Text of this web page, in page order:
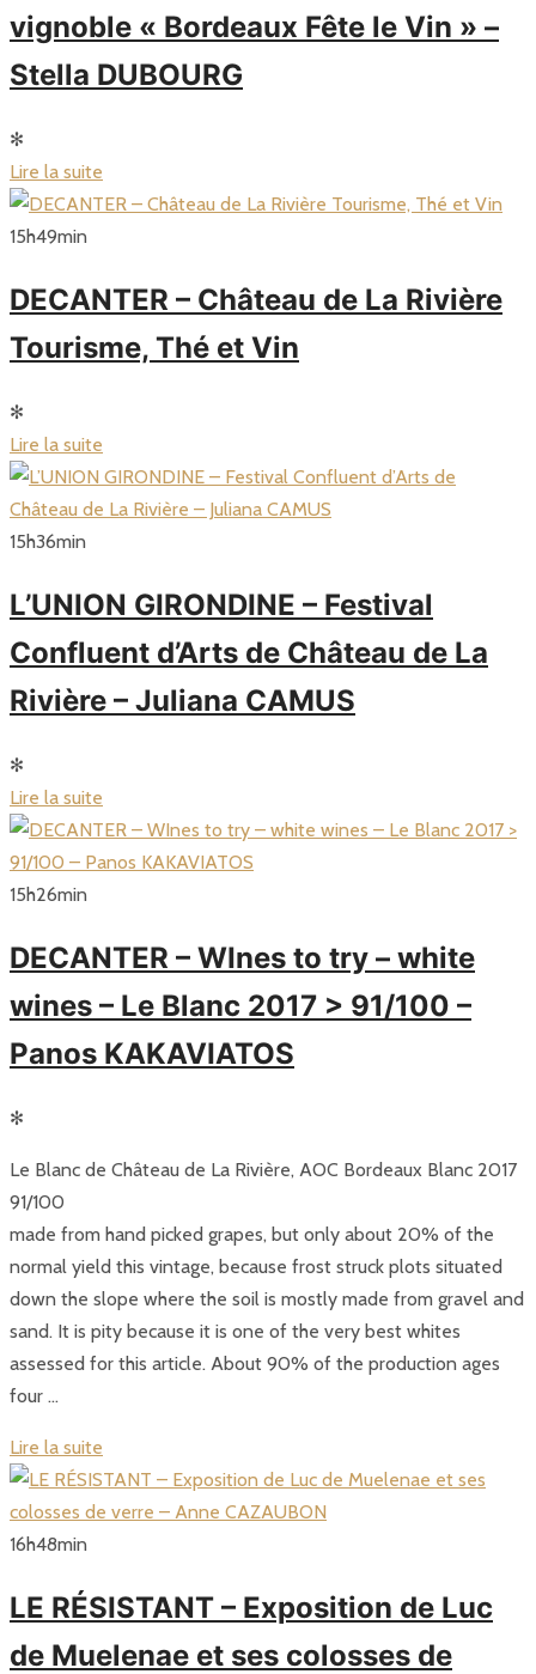
vignoble « Bordeaux Fête le Vin » –
Stella DUBOURG
✻
Lire la suite
15h49min
DECANTER – Château de La Rivière
Tourisme, Thé et Vin
✻
Lire la suite
15h36min
L’UNION GIRONDINE – Festival
Confluent d’Arts de Château de La
Rivière – Juliana CAMUS
✻
Lire la suite
15h26min
DECANTER – WInes to try – white
wines – Le Blanc 2017 > 91/100 –
Panos KAKAVIATOS
✻
Le Blanc de Château de La Rivière, AOC Bordeaux Blanc 2017
91/100
made from hand picked grapes, but only about 20% of the
normal yield this vintage, because frost struck plots situated
down the slope where the soil is mostly made from gravel and
sand. It is pity because it is one of the very best whites
assessed for this article. About 90% of the production ages
four …
Lire la suite
16h48min
LE RÉSISTANT – Exposition de Luc
de Muelenae et ses colosses de